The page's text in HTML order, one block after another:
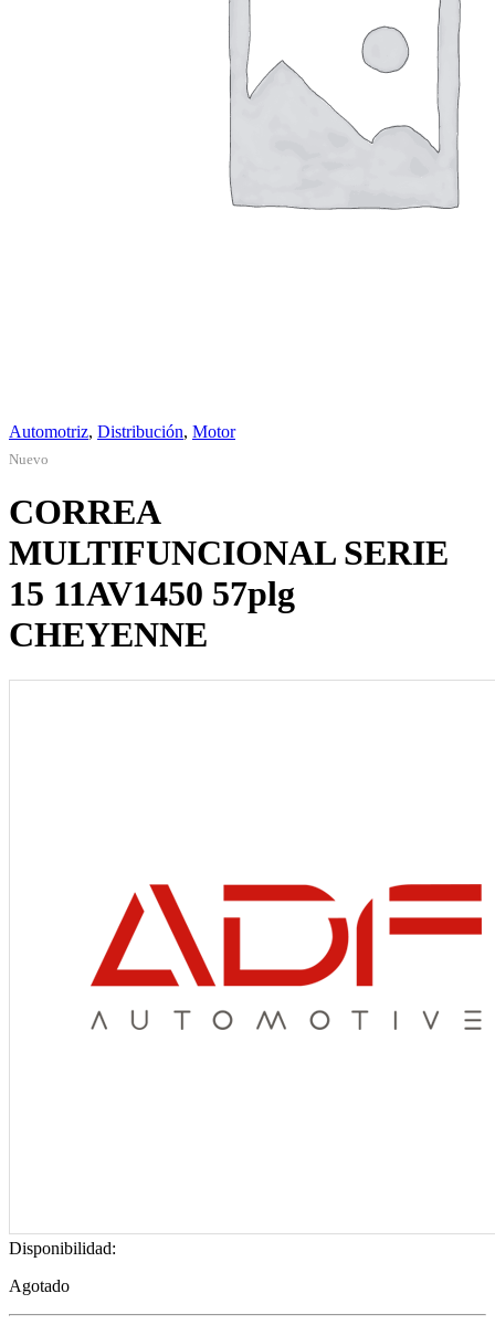
Automotriz, Distribución, Motor
Nuevo
CORREA
MULTIFUNCIONAL SERIE
15 11AV1450 57plg
CHEYENNE
Disponibilidad:
Agotado